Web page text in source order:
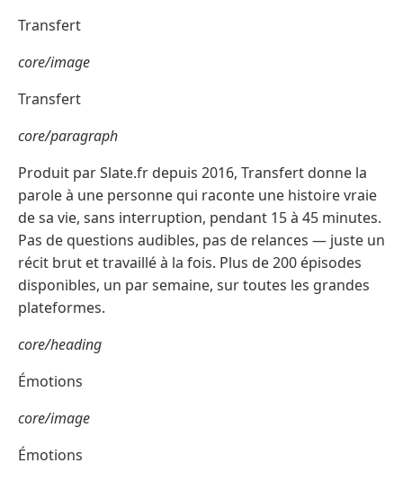
Transfert
core/image
Transfert
core/paragraph
Produit par Slate.fr depuis 2016, Transfert donne la
parole à une personne qui raconte une histoire vraie
de sa vie, sans interruption, pendant 15 à 45 minutes.
Pas de questions audibles, pas de relances — juste un
récit brut et travaillé à la fois. Plus de 200 épisodes
disponibles, un par semaine, sur toutes les grandes
plateformes.
core/heading
Émotions
core/image
Émotions